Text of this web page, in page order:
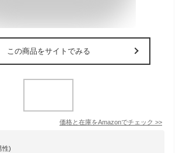
この商品をサイトでみる
価格と在庫をAmazonでチェック >>
性)